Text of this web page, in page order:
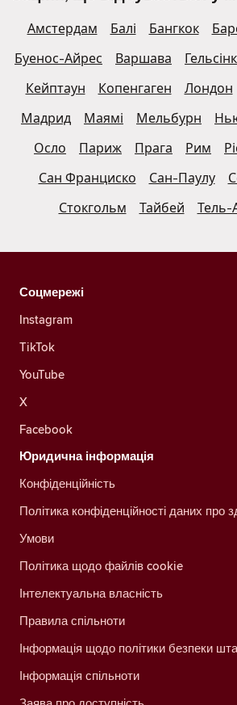
Амстердам Балі Бангкок
Буенос-Айрес
Варшава
Кейптаун
Копенгаген Лондон
Мадрид
Маямі Мельбурн
Осло
Париж Прага Рим
Сан Франциско
Сан-Паулу
Стокгольм
Тайбей Тель-
Соцмережі
Instagram
TikTok
YouTube
X
Facebook
Юридична інформація
Конфіденційність
Політика конфіденційності даних про
Умови
Політика щодо файлів cookie
Інтелектуальна власність
Правила спільноти
Інформація щодо політики безпеки
Інформація спільноти